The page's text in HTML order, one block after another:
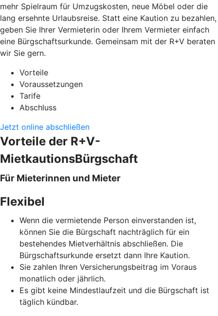
mehr Spielraum für Umzugskosten, neue Möbel oder die
lang ersehnte Urlaubsreise. Statt eine Kaution zu bezahlen,
geben Sie Ihrer Vermieterin oder Ihrem Vermieter einfach
eine Bürgschaftsurkunde. Gemeinsam mit der R+V beraten
wir Sie gern.
Vorteile
Voraussetzungen
Tarife
Abschluss
Jetzt online abschließen
Vorteile der R+V-
MietkautionsBürgschaft
Für Mieterinnen und Mieter
Flexibel
Wenn die vermietende Person einverstanden ist,
können Sie die Bürgschaft nachträglich für ein
bestehendes Mietverhältnis abschließen. Die
Bürgschaftsurkunde ersetzt dann Ihre Kaution.
Sie zahlen Ihren Versicherungsbeitrag im Voraus
monatlich oder jährlich.
Es gibt keine Mindestlaufzeit und die Bürgschaft ist
täglich kündbar.